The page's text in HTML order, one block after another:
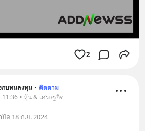
2
บทนลงทุน • ติดตาม
11:36 • หุ้น & เศรษฐกิจ
ปิด 18 ก.ย. 2024